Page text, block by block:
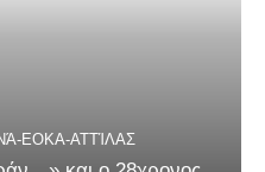
ΕΟΚΑ-ΑΤΤΊΛΑΣ